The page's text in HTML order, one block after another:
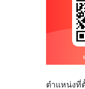
ตำแหน่งที่